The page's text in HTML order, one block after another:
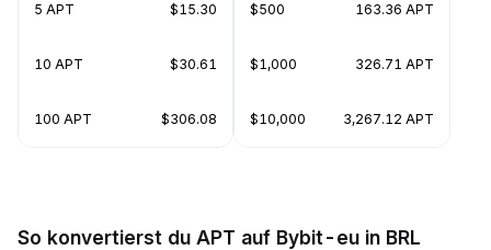
5 APT $15.30
10 APT $30.61
100 APT $306.08
$500 163.36 APT
$1,000 326.71 APT
$10,000 3,267.12 APT
So konvertierst du APT auf Bybit-eu in BRL